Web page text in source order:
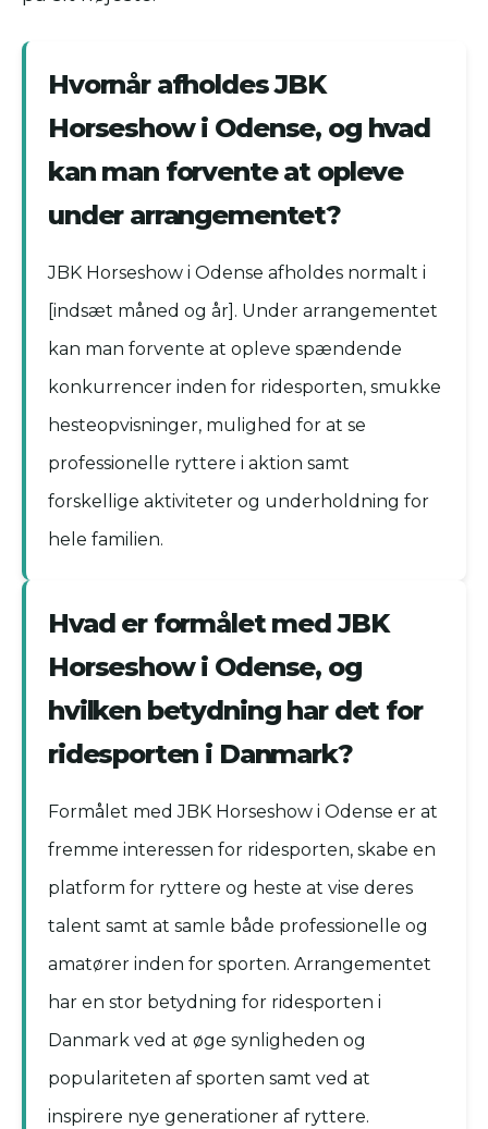
Hvornår afholdes JBK
Horseshow i Odense, og hvad
kan man forvente at opleve
under arrangementet?
JBK Horseshow i Odense afholdes normalt i
[indsæt måned og år]. Under arrangementet
kan man forvente at opleve spændende
konkurrencer inden for ridesporten, smukke
hesteopvisninger, mulighed for at se
professionelle ryttere i aktion samt
forskellige aktiviteter og underholdning for
hele familien.
Hvad er formålet med JBK
Horseshow i Odense, og
hvilken betydning har det for
ridesporten i Danmark?
Formålet med JBK Horseshow i Odense er at
fremme interessen for ridesporten, skabe en
platform for ryttere og heste at vise deres
talent samt at samle både professionelle og
amatører inden for sporten. Arrangementet
har en stor betydning for ridesporten i
Danmark ved at øge synligheden og
populariteten af sporten samt ved at
inspirere nye generationer af ryttere.